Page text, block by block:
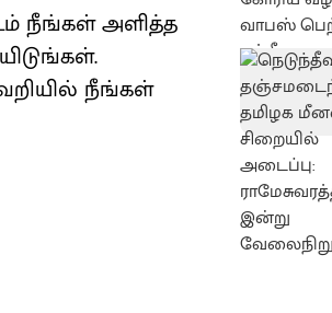
நீங்கள் அளித்த
நீங்கள்